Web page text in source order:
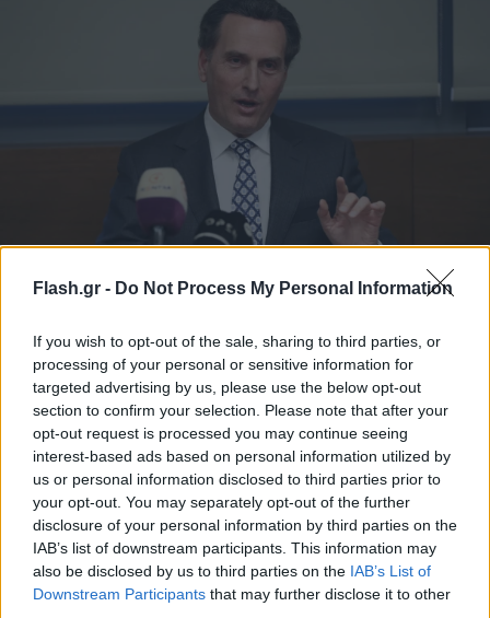
Flash.gr - Do Not Process My Personal Information
If you wish to opt-out of the sale, sharing to third parties, or
processing of your personal or sensitive information for
targeted advertising by us, please use the below opt-out
section to confirm your selection. Please note that after your
opt-out request is processed you may continue seeing
interest-based ads based on personal information utilized by
us or personal information disclosed to third parties prior to
your opt-out. You may separately opt-out of the further
disclosure of your personal information by third parties on the
IAB’s list of downstream participants. This information may
also be disclosed by us to third parties on the IAB’s List of
Downstream Participants that may further disclose it to other
Καταγγελίες-φωτιά για το ελληνικό μπάσκετ - Η
άμεση αντίδραση του Γιαννακόπουλου και οι
Η ΚΑΕ Αμαρουσίου έδωσε στη δημοσιότητα σοβαρές
καταγγελίες κατά του προέδρου της ΕΟΚ, με επίκεντρο SMS και
διαρροές.
16.04.2026 18:45
Καλεμάι